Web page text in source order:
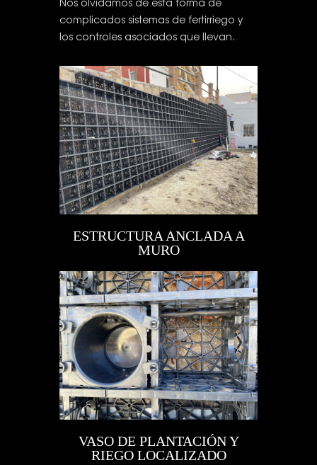
complicados sistemas de fertirriego y
los controles asociados que llevan.
ESTRUCTURA ANCLADA A
MURO
VASO DE PLANTACIÓN Y
RIEGO LOCALIZADO